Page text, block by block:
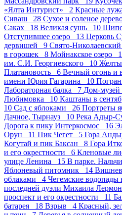
«Ялта Интурист» 2 Красные
Сиваш 28 Сухое и соленое
Саках 18 Великая сушь 10
Отступившее озеро 13 Церковь
дервишей 9 Свято-
в горошек 8 Мойнакское озеро
им. С.И. Георгиевского 10
Платановость 6 Вечный огонь и
имени Юрия Гагарина 10
Лабораторная балка 7 Дом-
Любимовка 10 Каштаны в
10 Сад с яблоками 26 Портреты
Дачное, Тырнауз 10 Река Адыр-
Дорога к пику Интеркосмос 16
Орун 11 Пик Чегет 5 Гора
Когутай и пик Баксан 8 Гора
и его окрестности 6 Кленовые
улице Ленина 15 В парке.
Яблоневый питомник 14
облаками 4 Чегемские водопады
последней дуэли Михаила
проспект и его окрестности 11
батарея 18 Взрыв 4 Красный,